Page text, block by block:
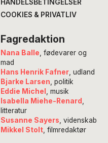
HANDELSBETINGELSER
COOKIES & PRIVATLIV
Fagredaktion
Nana Balle, fødevarer og
mad
Hans Henrik Fafner, udland
Bjarke Larsen, politik
Eddie Michel , musik
Isabella Miehe-Renard ,
litteratur
Susanne Sayers, videnskab
Mikkel Stolt, filmredaktør